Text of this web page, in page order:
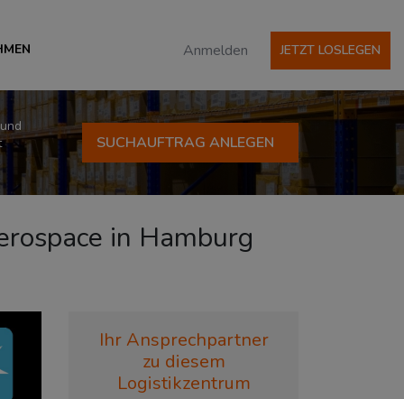
Anmelden JETZT LOSLEGEN
SUCHAUFTRAG ANLEGEN
in Hamburg
Ihr Ansprechpartner
zu diesem
Logistikzentrum